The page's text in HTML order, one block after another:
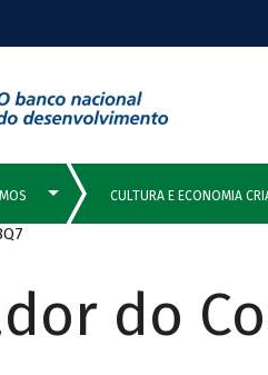
do